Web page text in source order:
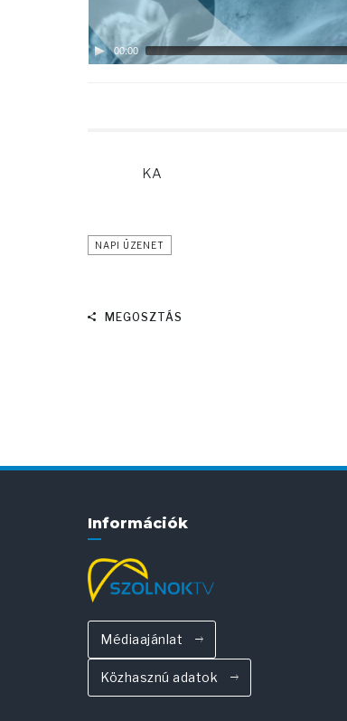
00:00
KA
NAPI ÜZENET
MEGOSZTÁS
Információk
Médiaajánlat
Közhasznú adatok